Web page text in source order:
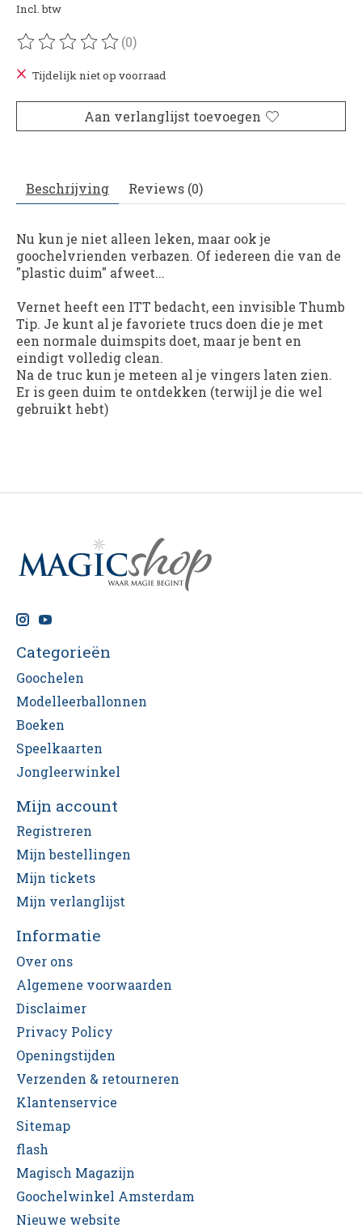
Incl. btw
De beoordeling van dit product is
(0)
Tijdelijk niet op voorraad
Aan verlanglijst toevoegen
Beschrijving Reviews (0)
Nu kun je niet alleen leken, maar ook je
goochelvrienden verbazen. Of iedereen die van de
"plastic duim" afweet...
Vernet heeft een ITT bedacht, een invisible Thumb
Tip. Je kunt al je favoriete trucs doen die je met
een normale duimspits doet, maar je bent en
eindigt volledig clean.
Na de truc kun je meteen al je vingers laten zien.
Er is geen duim te ontdekken (terwijl je die wel
gebruikt hebt)
Categorieën
Goochelen
Modelleerballonnen
Boeken
Speelkaarten
Jongleerwinkel
Mijn account
Registreren
Mijn bestellingen
Mijn tickets
Mijn verlanglijst
Informatie
Over ons
Algemene voorwaarden
Disclaimer
Privacy Policy
Openingstijden
Verzenden & retourneren
Klantenservice
Sitemap
flash
Magisch Magazijn
Goochelwinkel Amsterdam
Nieuwe website